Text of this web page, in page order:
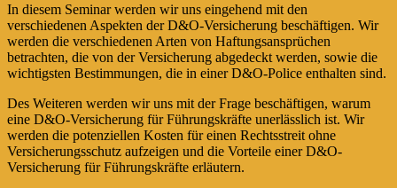
In diesem Seminar werden wir uns eingehend mit den
verschiedenen Aspekten der D&O-Versicherung beschäftigen. Wir
werden die verschiedenen Arten von Haftungsansprüchen
betrachten, die von der Versicherung abgedeckt werden, sowie die
wichtigsten Bestimmungen, die in einer D&O-Police enthalten sind.
Des Weiteren werden wir uns mit der Frage beschäftigen, warum
eine D&O-Versicherung für Führungskräfte unerlässlich ist. Wir
werden die potenziellen Kosten für einen Rechtsstreit ohne
Versicherungsschutz aufzeigen und die Vorteile einer D&O-
Versicherung für Führungskräfte erläutern.